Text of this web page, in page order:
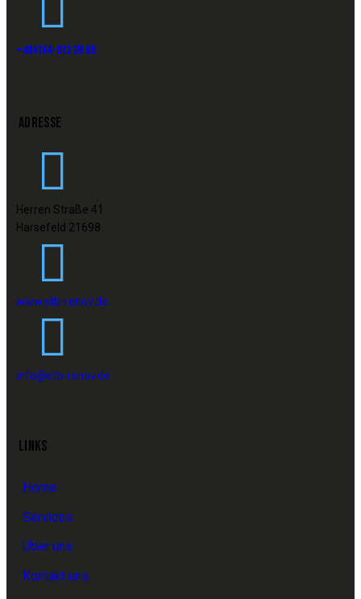
+494164-813 29 98
ADRESSE
Herren Straße 41
Harsefeld 21698
www.stb-renov.de
info@stb-renov.de
LINKS
Home
Services
Über uns
Kontakt uns